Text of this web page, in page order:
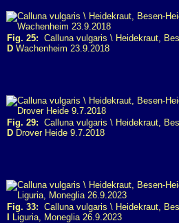
Fig. 25: Calluna vulgaris \ Heidekraut,
D Wachenheim 23.9.2018
Fig. 29: Calluna vulgaris \ Heidekraut,
D Drover Heide 9.7.2018
Fig. 33: Calluna vulgaris \ Heidekraut,
Liguria, Moneglia 26.9.2023